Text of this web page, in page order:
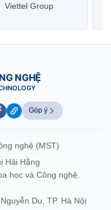
Viettel Group
NGHỆ
Góp ý
nghệ (MST)
Hải Hằng
học và Công nghệ.
Du, TP. Hà Nội